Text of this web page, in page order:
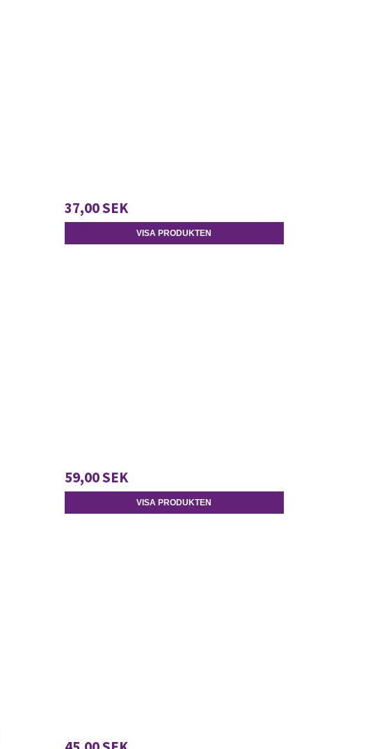
37,00 SEK
VISA PRODUKTEN
59,00 SEK
VISA PRODUKTEN